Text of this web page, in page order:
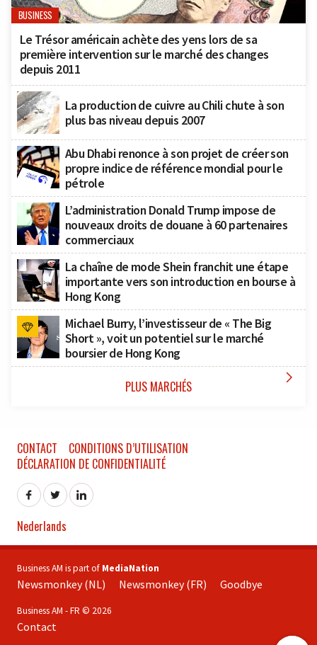
BUSINESS
Le Trésor américain achète des yens lors de sa
première intervention sur le marché des changes
depuis 2011
La production de cuivre au Chili chute à son
plus bas niveau depuis 2007
Abu Dhabi renonce à son projet de créer son
propre indice de référence mondial pour le
pétrole
L’administration Donald Trump impose de
nouveaux droits de douane à 60 partenaires
commerciaux
La chaîne de mode Shein franchit une étape
importante vers son introduction en bourse à
Hong Kong
Michael Burry, l’investisseur de « The Big
Short », voit un potentiel sur le marché
boursier de Hong Kong
PLUS MARCHÉS 
CONTACT
CONDITIONS D’UTILISATION
DÉCLARATION DE CONFIDENTIALITÉ
Nederlands
Business AM is part of MediaNation
Newsmonkey (NL) Newsmonkey (FR) Goodbye
Business AM - FR © 2026
Contact